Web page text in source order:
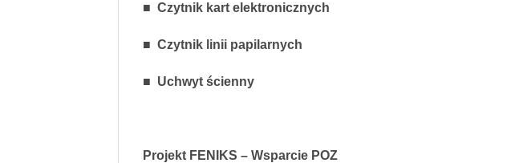
■ Czytnik kart elektronicznych
■ Czytnik linii papilarnych
■ Uchwyt ścienny
Projekt FENIKS – Wsparcie POZ